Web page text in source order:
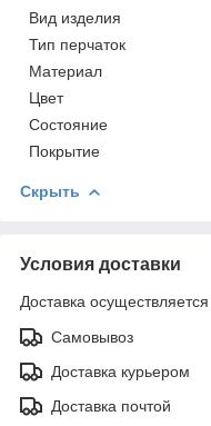
Вид изделия
Тип перчаток
Материал
Цвет
Состояние
Покрытие
Скрыть
Условия доставки
Доставка
Самовывоз
Доставка курьером
Доставка почтой